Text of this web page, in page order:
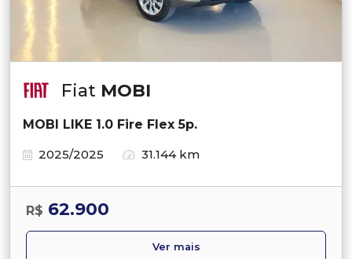
Fiat MOBI
MOBI LIKE 1.0 Fire Flex 5p.
2025/2025
31.144 km
R$ 62.900
Ver mais